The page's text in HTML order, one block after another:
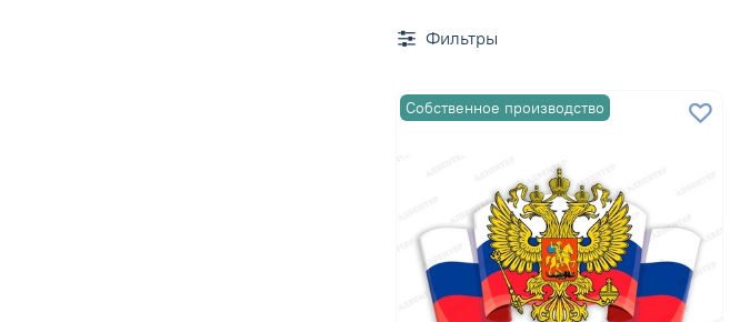
Фильтры
Собственное производство